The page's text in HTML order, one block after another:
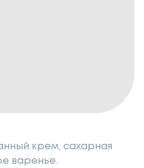
крем, сахарная
варенье.